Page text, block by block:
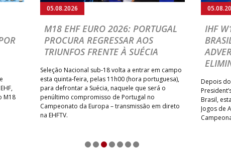
/ Bodegão/CCR/Proteu _ - _ SL BENFICA
/Movit _ - _ CJ A. GARRETT /Pristivus
M18
05.08.2026
M18 EHF EURO 2026: PORTUGAL
PROCURA REGRESSAR AOS
TRIUNFOS FRENTE À SUÉCIA
Seleção Nacional sub-18 volta a entrar em campo
esta quinta-feira, pelas 11h00 (hora portuguesa),
para defrontar a Suécia, naquele que será o
penúltimo compromisso de Portugal no
Campeonato da Europa – transmissão em direto
na EHFTV.
IHF
Depois
Brasil,
Jogos de
1 2 3 4 5 6 7